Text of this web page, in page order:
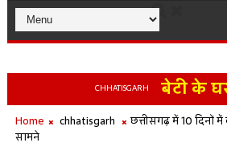
CHHATISGARH
बेटी के घर
रहे हिमालयन भालू की
Home chhatisgarh
छत्तीसगढ़ में 10 दिनों
सामने